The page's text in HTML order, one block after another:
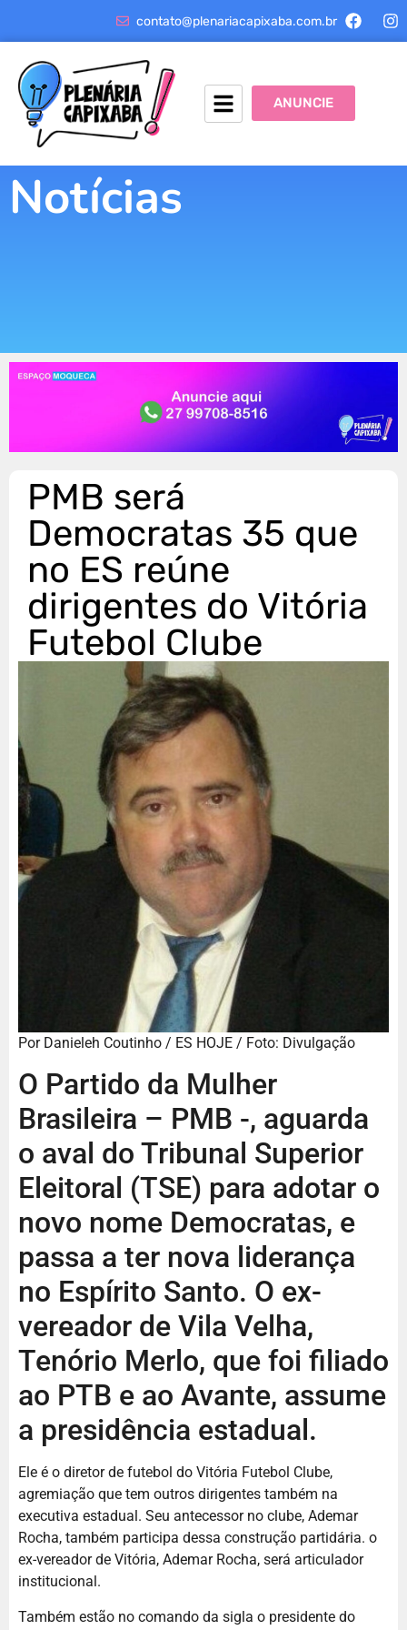
contato@plenariacapixaba.com.br
ANUNCIE
Notícias
PMB será
Democratas 35 que
no ES reúne
dirigentes do Vitória
Futebol Clube
Por Danieleh Coutinho / ES HOJE / Foto: Divulgação
O Partido da Mulher
Brasileira – PMB -, aguarda
o aval do Tribunal Superior
Eleitoral (TSE) para adotar o
novo nome Democratas, e
passa a ter nova liderança
no Espírito Santo. O ex-
vereador de Vila Velha,
Tenório Merlo, que foi filiado
ao PTB e ao Avante, assume
a presidência estadual.
Ele é o diretor de futebol do Vitória Futebol Clube,
agremiação que tem outros dirigentes também na
executiva estadual. Seu antecessor no clube, Ademar
Rocha, também participa dessa construção partidária. o
ex-vereador de Vitória, Ademar Rocha, será articulador
institucional.
Também estão no comando da sigla o presidente do